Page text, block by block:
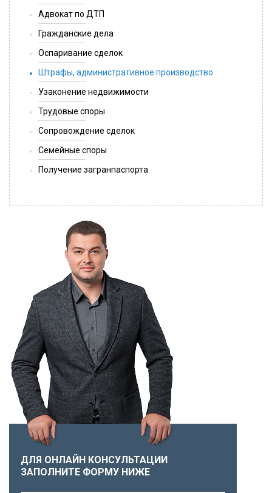
Адвокат по ДТП
Гражданские дела
Оспаривание сделок
Штрафы, административное производство
Узаконение недвижимости
Трудовые споры
Сопровождение сделок
Cемейные споры
Получение загранпаспорта
ДЛЯ ОНЛАЙН КОНСУЛЬТАЦИИ
ЗАПОЛНИТЕ ФОРМУ НИЖЕ